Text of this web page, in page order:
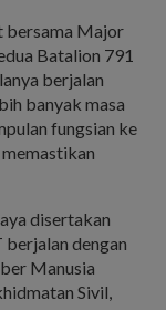
bersama Major
Batalion 791
berjalan
banyak masa
fungsian ke
disertakan
dengan
Manusia
Sivil,